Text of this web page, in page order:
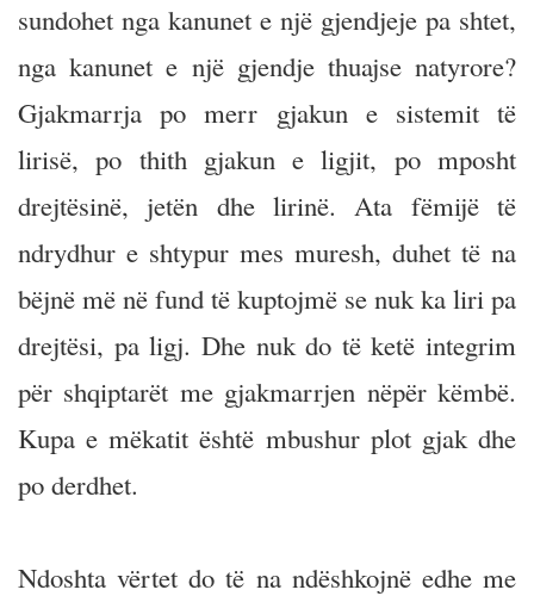
sundohet nga kanunet e një gjendjeje pa shtet,
nga kanunet e një gjendje thuajse natyrore?
Gjakmarrja po merr gjakun e sistemit të
lirisë, po thith gjakun e ligjit, po mposht
drejtësinë, jetën dhe lirinë. Ata fëmijë të
ndrydhur e shtypur mes muresh, duhet të na
bëjnë më në fund të kuptojmë se nuk ka liri pa
drejtësi, pa ligj. Dhe nuk do të ketë integrim
për shqiptarët me gjakmarrjen nëpër këmbë.
Kupa e mëkatit është mbushur plot gjak dhe
po derdhet.
Ndoshta vërtet do të na ndëshkojnë edhe me